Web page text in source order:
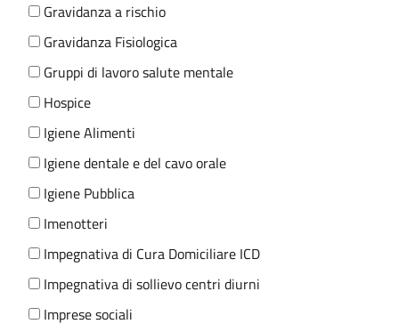
Gravidanza a rischio
Gravidanza Fisiologica
Gruppi di lavoro salute mentale
Hospice
Igiene Alimenti
Igiene dentale e del cavo orale
Igiene Pubblica
Imenotteri
Impegnativa di Cura Domiciliare ICD
Impegnativa di sollievo centri diurni
Imprese sociali